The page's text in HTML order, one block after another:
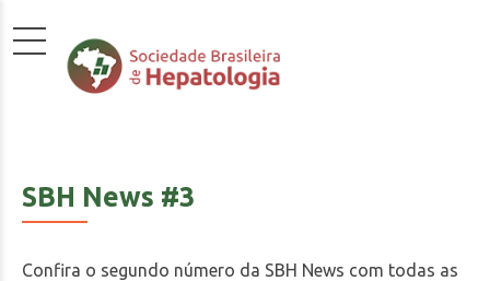
SBH News #3
Confira o segundo número da SBH News com todas as